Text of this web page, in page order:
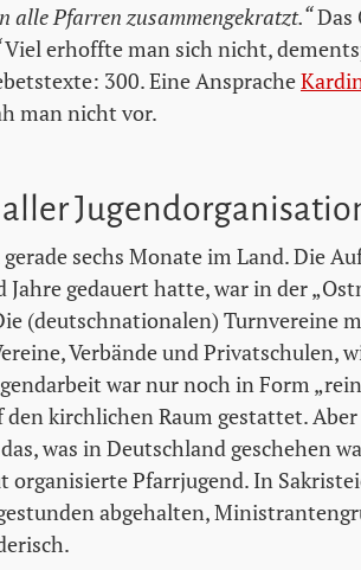
alle Pfarren zusammengekratzt.“Das
Viel erhoffte man sich nicht,
300. Eine Ansprache
man nicht vor.
sechs Monate im Land. Die
gedauert hatte, war in der
(deutschnationalen) Turnvereine
Verbände und Privatschulen,
war nur noch in Form
den kirchlichen Raum gestattet.
was in Deutschland geschehen
organisierte Pfarrjugend. In
abgehalten,